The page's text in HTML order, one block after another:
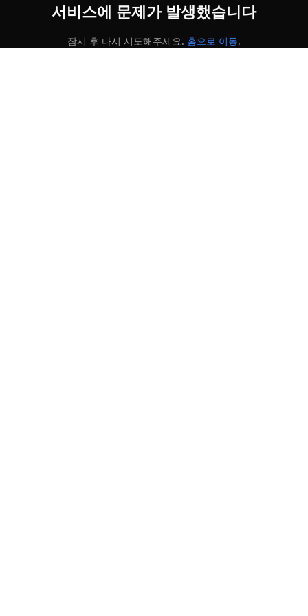
서비스에 문제가 발생했습니다
잠시 후 다시 시도해주세요. 홈으로 이동.